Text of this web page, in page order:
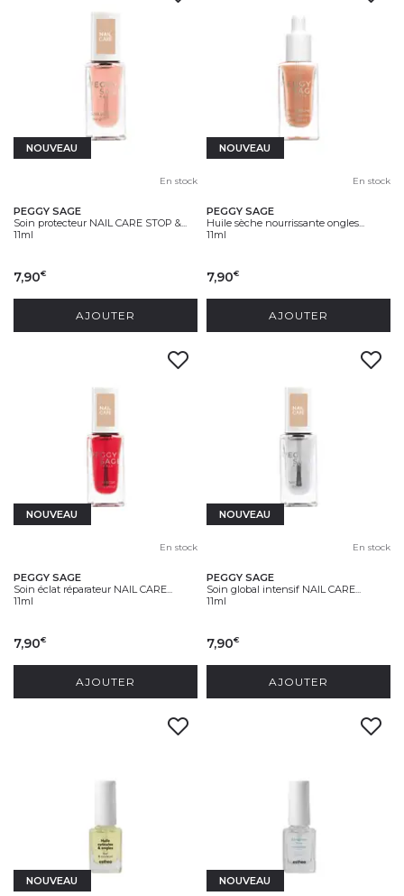
NOUVEAU
En stock
PEGGY SAGE
Soin protecteur NAIL CARE STOP &...
11ml
7,90€
AJOUTER
NOUVEAU
En stock
PEGGY SAGE
Huile sèche nourrissante ongles...
11ml
7,90€
AJOUTER
NOUVEAU
En stock
PEGGY SAGE
Soin éclat réparateur NAIL CARE...
11ml
7,90€
AJOUTER
NOUVEAU
En stock
PEGGY SAGE
Soin global intensif NAIL CARE...
11ml
7,90€
AJOUTER
NOUVEAU NOUVEAU